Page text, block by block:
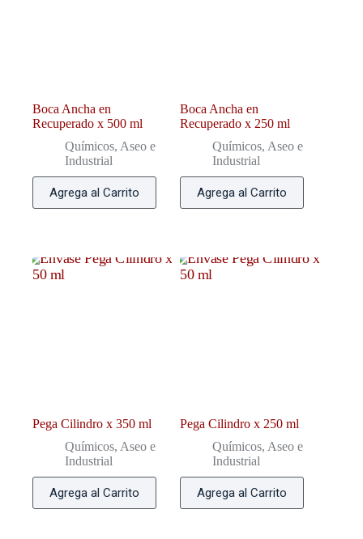
Boca Ancha en
Recuperado x 500 ml
Químicos, Aseo e
Industrial
Agrega al Carrito
Boca Ancha en
Recuperado x 250 ml
Químicos, Aseo e
Industrial
Agrega al Carrito
Pega Cilindro x 350 ml
Químicos, Aseo e
Industrial
Agrega al Carrito
Pega Cilindro x 250 ml
Químicos, Aseo e
Industrial
Agrega al Carrito